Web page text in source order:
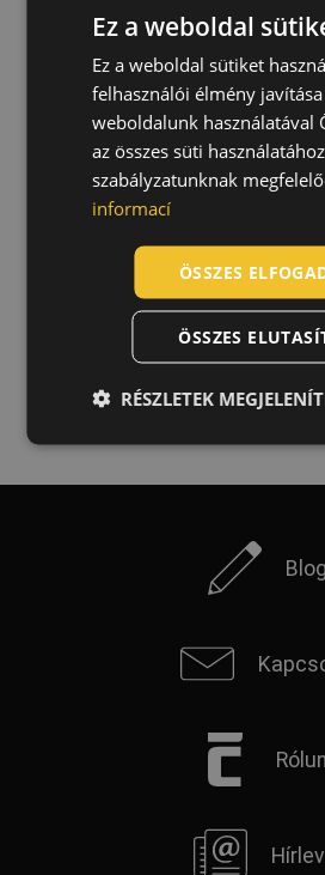
Blog
Ez a weboldal
Ez a weboldal sütiket
felhasználói élmény
weboldalunk használatával
az összes süti
szabályzatunknak
informací
ÖSSZES
ÖSSZES
RÉSZLETEK